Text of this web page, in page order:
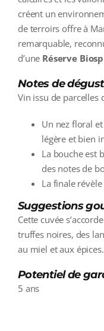
créent un
de terroirs offre à
remarquable,
d’une Réserve
Notes de
Vin issu de parcelles
Un nez floral
légère et bien
La bouche est
des notes de
La finale
Suggestions
Cette cuvée
truffes noires, des
au miel et aux
Potentiel de
5 ans